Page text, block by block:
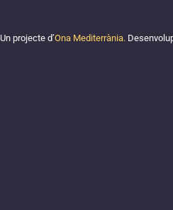
Un projecte d’Ona Mediterrània.